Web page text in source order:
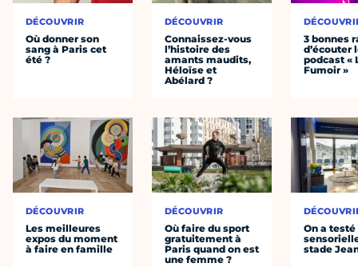
DÉCOUVRIR
Où donner son
sang à Paris cet
été ?
DÉCOUVRIR
Les meilleures
expos du moment
à faire en famille
DÉCOUVRIR
Connaissez-vous
l’histoire des
amants maudits,
Héloïse et
Abélard ?
DÉCOUVRIR
Où faire du sport
gratuitement à
Paris quand on est
une femme ?
3 bonnes
d’écouter
podcast «
Fumoir »
On a
stade